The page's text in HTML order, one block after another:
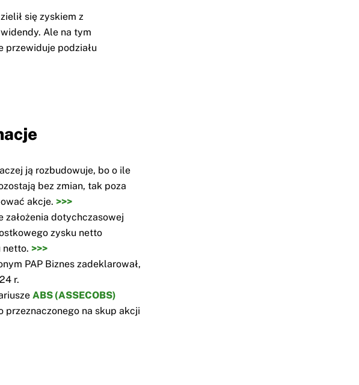
się zyskiem z
Ale na tym
przewiduje podziału
ją rozbudowuje, bo o ile
bez zmian, tak poza
akcje. >>>
dotychczasowej
zysku netto
netto. >>>
PAP Biznes zadeklarował,
r.
ABS (ASSECOBS)
przeznaczonego na skup akcji